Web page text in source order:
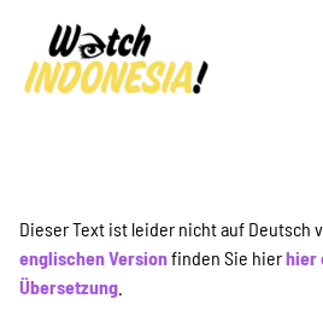
Dieser Text ist leider nicht auf Deutsch
englischen Versionfinden Sie hierhier
Übersetzung